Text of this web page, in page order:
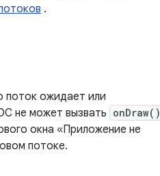
.
поток ожидает или
не может вызвать onDraw()
окна «Приложение не
потоке.